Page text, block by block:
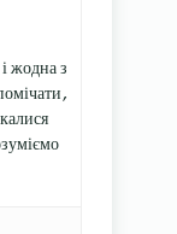
жодна з